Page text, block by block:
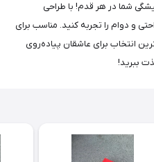
شما در هر قدم! با طراحی
و دوام را تجربه کنید. مناسب برای
انتخاب برای عاشقان پیاده‌روی
ببرید!